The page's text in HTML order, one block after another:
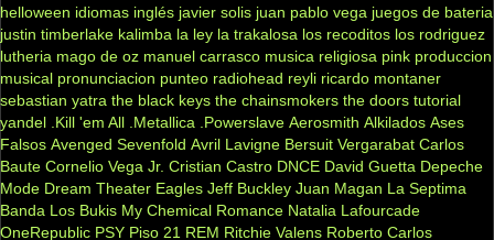
helloween idiomas inglés javier solis juan pablo vega juegos de bateria
justin timberlake kalimba la ley la trakalosa los recoditos los rodriguez
lutheria mago de oz manuel carrasco musica religiosa pink produccion
musical pronunciacion punteo radiohead reyli ricardo montaner
sebastian yatra the black keys the chainsmokers the doors tutorial
yandel .Kill 'em All .Metallica .Powerslave Aerosmith Alkilados Ases
Falsos Avenged Sevenfold Avril Lavigne Bersuit Vergarabat Carlos
Baute Cornelio Vega Jr. Cristian Castro DNCE David Guetta Depeche
Mode Dream Theater Eagles Jeff Buckley Juan Magan La Septima
Banda Los Bukis My Chemical Romance Natalia Lafourcade
OneRepublic PSY Piso 21 REM Ritchie Valens Roberto Carlos